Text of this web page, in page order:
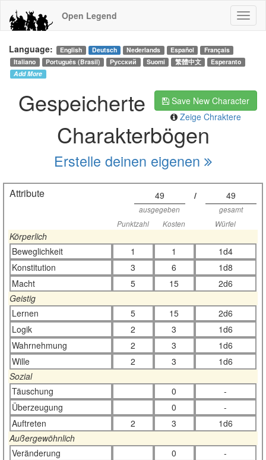
Open Legend
Language: English Deutsch Nederlands Español
Français
Italiano
Português (Brasil) Русский Suomi 繁體中文
Esperanto
Add More
Save New Character
Zeige Chraktere
Gespeicherte
Charakterbögen
Erstelle deinen eigenen
Attribute 49 / 49
ausgegeben
gesamt
Punktzahl
Kosten Würfel
Körperlich
Beweglichkeit
1 1
1d4
Konstitution
3 6
1d8
Macht
5 15
2d6
Geistig
Lernen
5 15
2d6
Logik
2 3
1d6
Wahrnehmung
2 3
1d6
Wille
2 3
1d6
Sozial
Täuschung
0
-
Überzeugung
0
-
Auftreten
2 3
1d6
Außergewöhnlich
Veränderung
0
-